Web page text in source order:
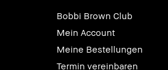
Bobbi Brown Club
Mein Account
Meine Bestellungen
Termin vereinbaren